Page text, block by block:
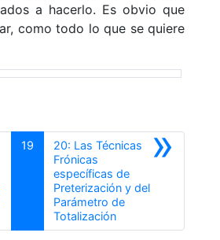
a hacerlo. Es obvio que
como todo lo que se quiere
19 »
20: Las Técnicas
Frónicas
específicas de
Preterización y del
Parámetro de
TotalizaciónSiguiente